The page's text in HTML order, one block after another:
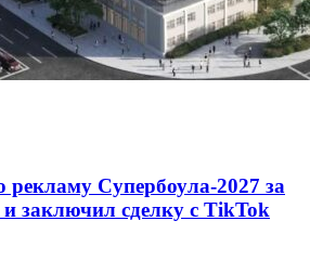
рекламу Супербоула-2027 за
заключил сделку с TikTok